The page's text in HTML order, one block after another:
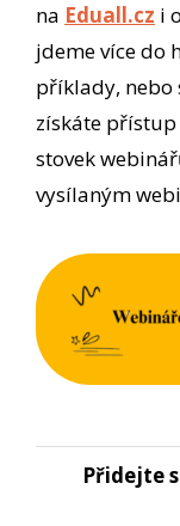
na Eduall.cz i
jdeme více do
příklady, nebo
získáte
stovek
vysílaným
Přidejte